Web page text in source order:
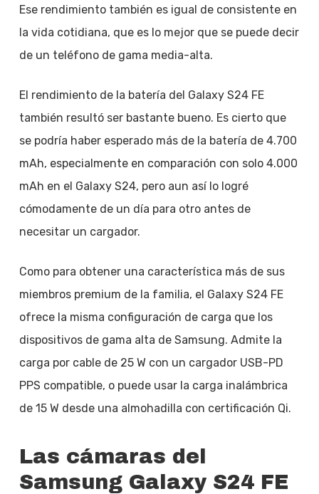
Ese rendimiento también es igual de consistente en
la vida cotidiana, que es lo mejor que se puede decir
de un teléfono de gama media-alta.
El rendimiento de la batería del Galaxy S24 FE
también resultó ser bastante bueno. Es cierto que
se podría haber esperado más de la batería de 4.700
mAh, especialmente en comparación con solo 4.000
mAh en el Galaxy S24, pero aun así lo logré
cómodamente de un día para otro antes de
necesitar un cargador.
Como para obtener una característica más de sus
miembros premium de la familia, el Galaxy S24 FE
ofrece la misma configuración de carga que los
dispositivos de gama alta de Samsung. Admite la
carga por cable de 25 W con un cargador USB-PD
PPS compatible, o puede usar la carga inalámbrica
de 15 W desde una almohadilla con certificación Qi.
Las cámaras del
Samsung Galaxy S24 FE